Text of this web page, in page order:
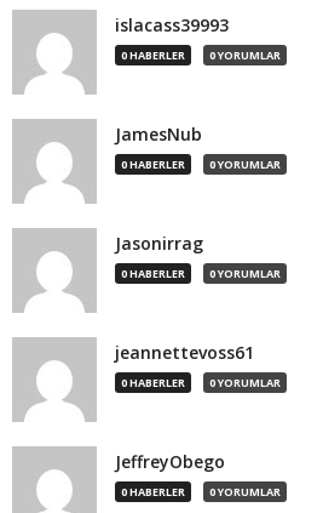
islacass39993
0 HABERLER 0 YORUMLAR
JamesNub
0 HABERLER 0 YORUMLAR
Jasonirrag
0 HABERLER 0 YORUMLAR
jeannettevoss61
0 HABERLER 0 YORUMLAR
JeffreyObego
0 HABERLER 0 YORUMLAR